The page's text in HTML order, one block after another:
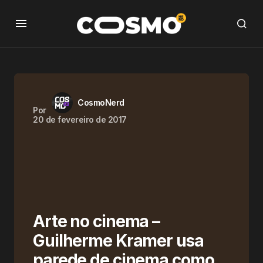
Por
CosmoNerd
20 de fevereiro de 2017
Arte no cinema –
Guilherme Kramer usa